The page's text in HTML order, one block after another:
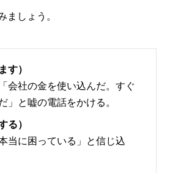
ましょう。
す）
会社の金を使い込んだ。すぐ
」と嘘の電話をかける。
る）
当に困っている」と信じ込